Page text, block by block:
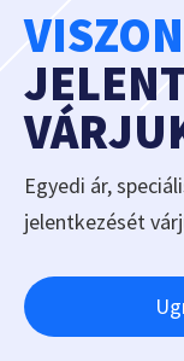
Egyedi ár,
jelentkezését